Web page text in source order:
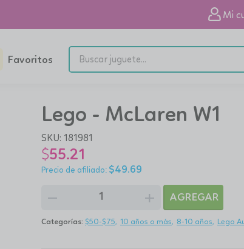
Mi
Favoritos
Lego - McLaren W1
SKU: 181981
$55.21
$49.69
remove add AGREGAR
Categorías: $50-$75 10 años o más 8-10 años Lego